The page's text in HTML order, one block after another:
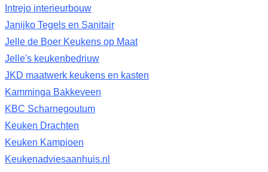
Intrejo interieurbouw
Janijko Tegels en Sanitair
Jelle de Boer Keukens op Maat
Jelle's keukenbedriuw
JKD maatwerk keukens en kasten
Kamminga Bakkeveen
KBC Scharnegoutum
Keuken Drachten
Keuken Kampioen
Keukenadviesaanhuis.nl